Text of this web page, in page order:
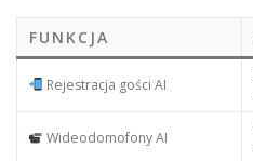
FUNKCJA
Rejestracja gości AI
Wideodomofony AI